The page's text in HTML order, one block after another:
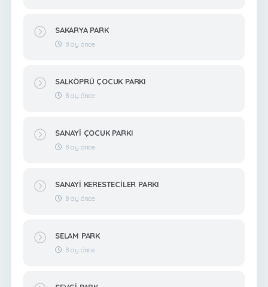
SAKARYA PARK
8 ay önce
SALKÖPRÜ ÇOCUK PARKI
8 ay önce
SANAYİ ÇOCUK PARKI
8 ay önce
SANAYİ KERESTECİLER PARKI
8 ay önce
SELAM PARK
8 ay önce